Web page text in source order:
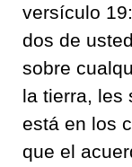
versículo
dos de
sobre
la tierra, les
está en los
que el